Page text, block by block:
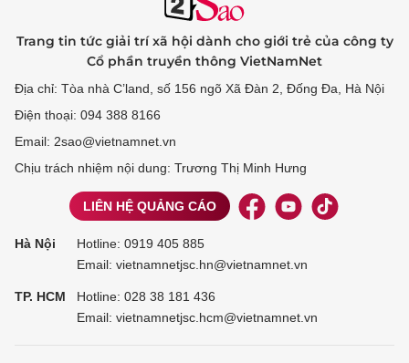
Trang tin tức giải trí xã hội dành cho giới trẻ của công ty
Cổ phần truyền thông VietNamNet
Địa chỉ: Tòa nhà C’land, số 156 ngõ Xã Đàn 2, Đống Đa, Hà Nội
Điện thoại: 094 388 8166
Email: 2sao@vietnamnet.vn
Chịu trách nhiệm nội dung: Trương Thị Minh Hưng
LIÊN HỆ QUẢNG CÁO
Hà Nội Hotline: 0919 405 885
Email: vietnamnetjsc.hn@vietnamnet.vn
TP. HCM Hotline: 028 38 181 436
Email: vietnamnetjsc.hcm@vietnamnet.vn